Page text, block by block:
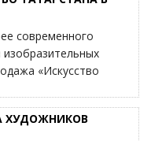
современного
изобразительных
«Искусство
ХУДОЖНИКОВ